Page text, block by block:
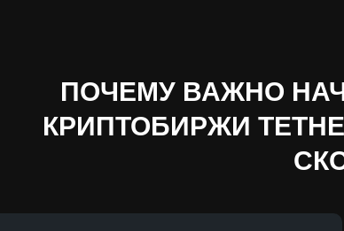
ПОЧЕМУ ВАЖНО
КРИПТОБИРЖИ